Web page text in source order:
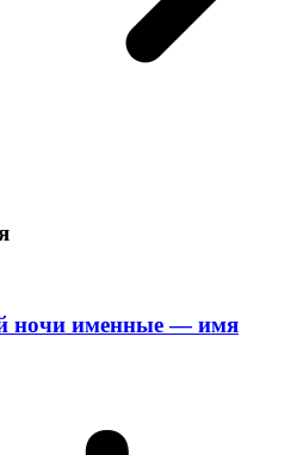
ночи именные — имя